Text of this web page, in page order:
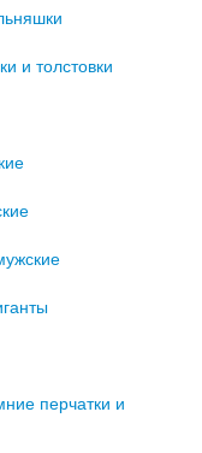
и толстовки
перчатки и